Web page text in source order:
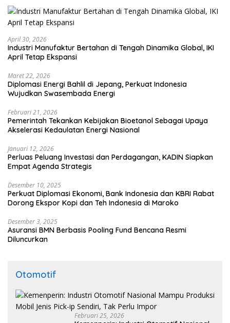
April 30, 2026
Industri Manufaktur Bertahan di Tengah Dinamika Global, IKI
April Tetap Ekspansi
Maret 22, 2026
Diplomasi Energi Bahlil di Jepang, Perkuat Indonesia
Wujudkan Swasembada Energi
Februari 21, 2026
Pemerintah Tekankan Kebijakan Bioetanol Sebagai Upaya
Akselerasi Kedaulatan Energi Nasional
Januari 12, 2026
Perluas Peluang Investasi dan Perdagangan, KADIN Siapkan
Empat Agenda Strategis
Desember 10, 2025
Perkuat Diplomasi Ekonomi, Bank Indonesia dan KBRI Rabat
Dorong Ekspor Kopi dan Teh Indonesia di Maroko
Desember 3, 2025
Asuransi BMN Berbasis Pooling Fund Bencana Resmi
Diluncurkan
Otomotif
Februari 25, 2026